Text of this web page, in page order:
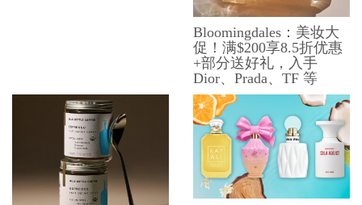
Bloomingdales：美妆大
促！满$200享8.5折优惠
+部分送好礼，入手
Dior、Prada、TF 等